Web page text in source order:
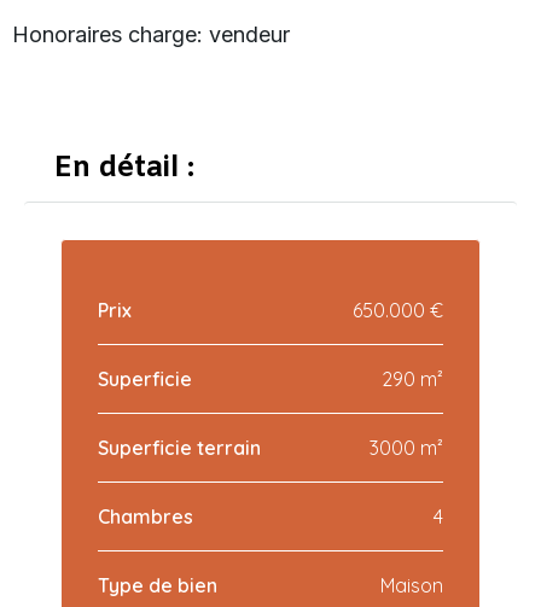
Honoraires charge: vendeur
En détail :
Prix 650.000 €
Superficie 290 m²
Superficie terrain 3000 m²
Chambres 4
Type de bien Maison